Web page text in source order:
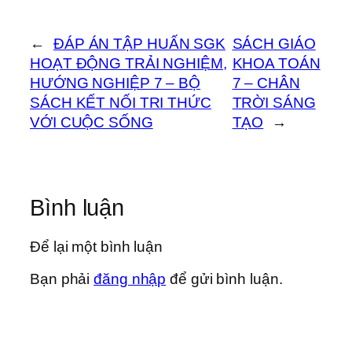
←
ĐÁP ÁN TẬP HUẤN SGK
HOẠT ĐỘNG TRẢI NGHIỆM,
HƯỚNG NGHIỆP 7 – BỘ
SÁCH KẾT NỐI TRI THỨC
VỚI CUỘC SỐNG
SÁCH GIÁO
KHOA TOÁN
7 – CHÂN
TRỜI SÁNG
TẠO
→
Bình luận
Để lại một bình luận
Bạn phảiđăng nhập để gửi bình luận.